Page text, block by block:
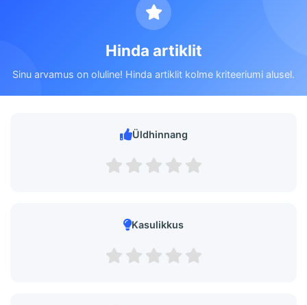
Hinda artiklit
Sinu arvamus on oluline! Hinda artiklit kolme kriteeriumi alusel.
Üldhinnang
Kasulikkus